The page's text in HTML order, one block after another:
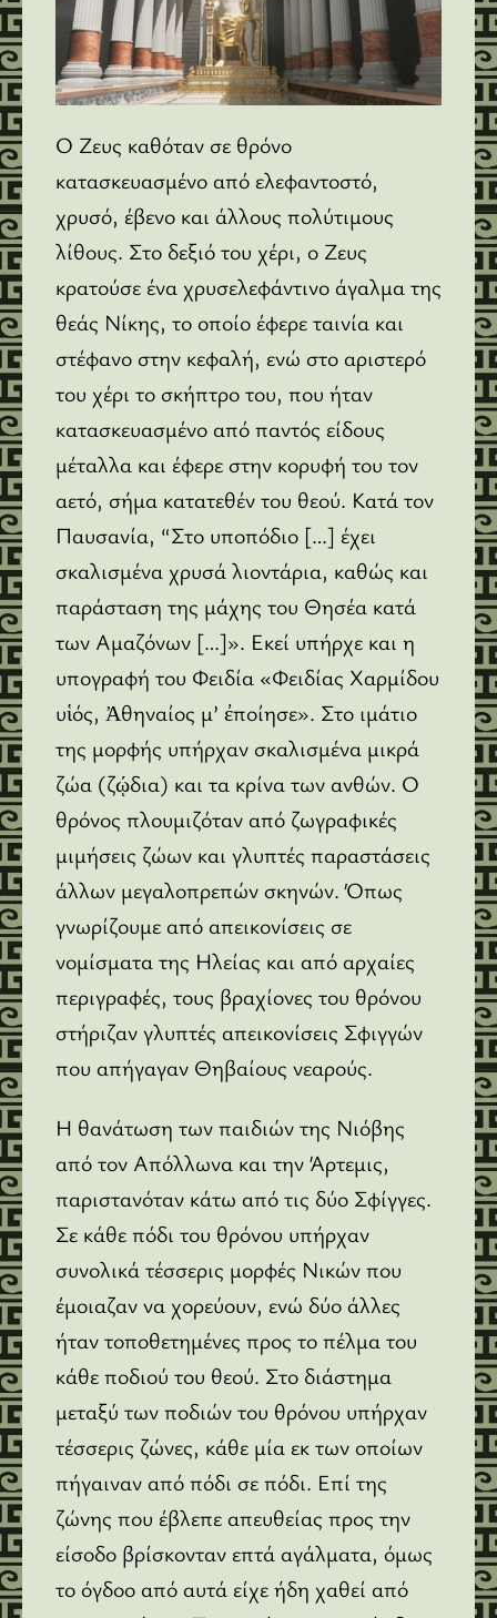
Ο Ζευς καθόταν σε θρόνο
κατασκευασμένο από ελεφαντοστό,
χρυσό, έβενο και άλλους πολύτιμους
λίθους. Στο δεξιό του χέρι, ο Ζευς
κρατούσε ένα χρυσελεφάντινο άγαλμα της
θεάς Νίκης, το οποίο έφερε ταινία και
στέφανο στην κεφαλή, ενώ στο αριστερό
του χέρι το σκήπτρο του, που ήταν
κατασκευασμένο από παντός είδους
μέταλλα και έφερε στην κορυφή του τον
αετό, σήμα κατατεθέν του θεού. Κατά τον
Παυσανία, “Στο υποπόδιο […] έχει
σκαλισμένα χρυσά λιοντάρια, καθώς και
παράσταση της μάχης του Θησέα κατά
των Αμαζόνων […]». Εκεί υπήρχε και η
υπογραφή του Φειδία «Φειδίας Χαρμίδου
υἱός, Ἀθηναίος μ’ ἐποίησε». Στο ιμάτιο
της μορφής υπήρχαν σκαλισμένα μικρά
ζώα (ζῴδια) και τα κρίνα των ανθών. Ο
θρόνος πλουμιζόταν από ζωγραφικές
μιμήσεις ζώων και γλυπτές παραστάσεις
άλλων μεγαλοπρεπών σκηνών. Όπως
γνωρίζουμε από απεικονίσεις σε
νομίσματα της Ηλείας και από αρχαίες
περιγραφές, τους βραχίονες του θρόνου
στήριζαν γλυπτές απεικονίσεις Σφιγγών
που απήγαγαν Θηβαίους νεαρούς.
Η θανάτωση των παιδιών της Νιόβης
από τον Απόλλωνα και την Άρτεμις,
παριστανόταν κάτω από τις δύο Σφίγγες.
Σε κάθε πόδι του θρόνου υπήρχαν
συνολικά τέσσερις μορφές Νικών που
έμοιαζαν να χορεύουν, ενώ δύο άλλες
ήταν τοποθετημένες προς το πέλμα του
κάθε ποδιού του θεού. Στο διάστημα
μεταξύ των ποδιών του θρόνου υπήρχαν
τέσσερις ζώνες, κάθε μία εκ των οποίων
πήγαιναν από πόδι σε πόδι. Επί της
ζώνης που έβλεπε απευθείας προς την
είσοδο βρίσκονταν επτά αγάλματα, όμως
το όγδοο από αυτά είχε ήδη χαθεί από